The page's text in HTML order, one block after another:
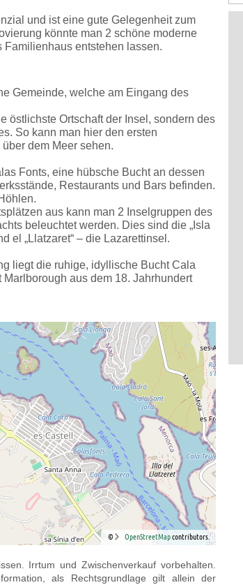
und ist eine gute Gelegenheit zum
könnte man 2 schöne moderne
entstehen lassen.
Gemeinde, welche am Eingang des
östlichste Ortschaft der Insel, sondern des
So kann man hier den ersten
dem Meer sehen.
Fonts, eine hübsche Bucht an dessen
Restaurants und Bars befinden.
aus kann man 2 Inselgruppen des
beleuchtet werden. Dies sind die „Isla
el „Llatzaret“ – die Lazarettinsel.
liegt die ruhige, idyllische Bucht Cala
aus dem 18. Jahrhundert
© OpenStreetMapcontributors.
Irrtum und Zwischenverkauf vorbehalten.
als Rechtsgrundlage gilt allein der